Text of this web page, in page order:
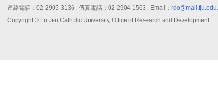
連絡電話：02-2905-3136 傳真電話：02-2904-1563 Email：
Copyright © Fu Jen Catholic University, Office of Research and Development